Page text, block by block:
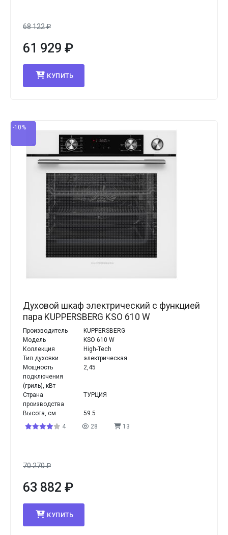
68 122₽
61 929 ₽
КУПИТЬ
-10%
Духовой шкаф электрический с функцией
пара KUPPERSBERG KSO 610 W
Производитель
KUPPERSBERG
Модель
KSO 610 W
Коллекция
High-Tech
Тип духовки
электрическая
Мощность
подключения
(гриль), кВт
2,45
Страна
производства
ТУРЦИЯ
Высота, см
59.5
4
28 13
70 270₽
63 882 ₽
КУПИТЬ